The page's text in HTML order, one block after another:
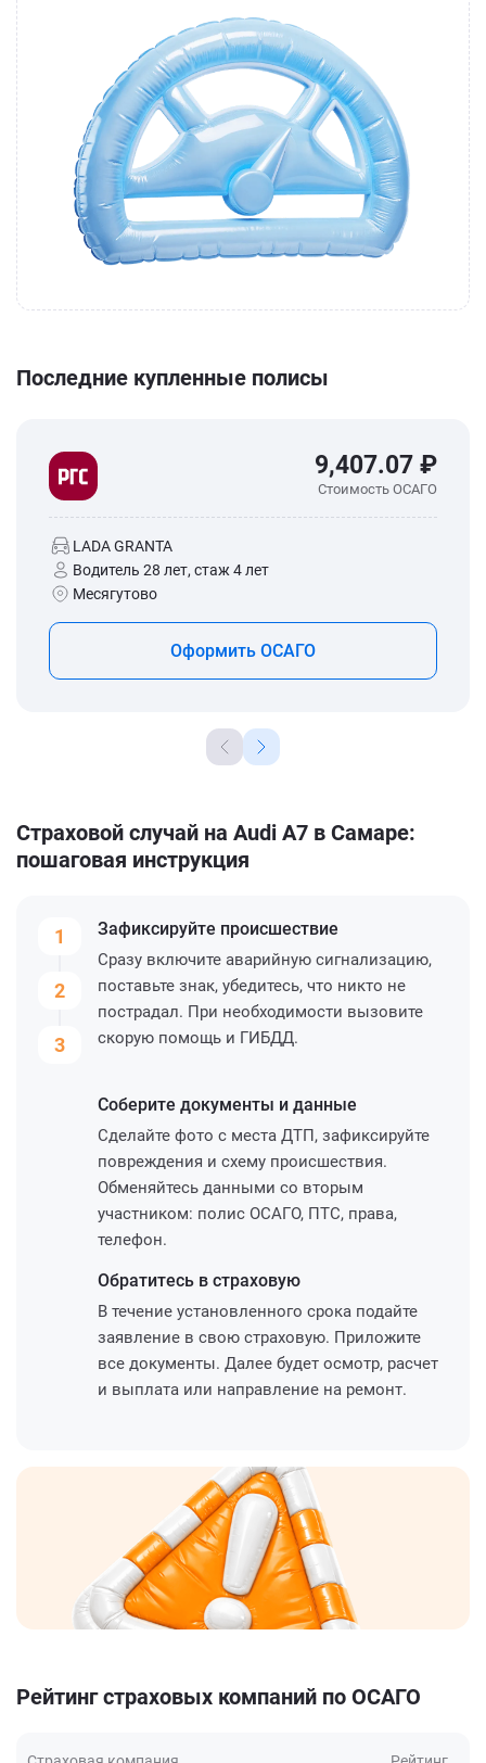
Последние купленные полисы
9,407.07 ₽
Стоимость ОСАГО
LADA GRANTA
Водитель 28 лет, стаж 4 лет
Месягутово
Оформить ОСАГО
Страховой случай на Audi A7 в Самаре:
пошаговая инструкция
1
2
3
Зафиксируйте происшествие
Сразу включите аварийную сигнализацию,
поставьте знак, убедитесь, что никто не
пострадал. При необходимости вызовите
скорую помощь и ГИБДД.
Соберите документы и данные
Сделайте фото с места ДТП, зафиксируйте
повреждения и схему происшествия.
Обменяйтесь данными со вторым
участником: полис ОСАГО, ПТС, права,
телефон.
Обратитесь в страховую
В течение установленного срока подайте
заявление в свою страховую. Приложите
все документы. Далее будет осмотр, расчет
и выплата или направление на ремонт.
Рейтинг страховых компаний по ОСАГО